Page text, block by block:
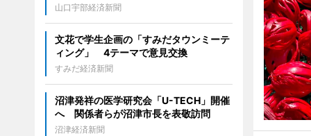
山口宇部経済新聞
文花で学生企画の「すみだタウンミーテ
ィング」 4テーマで意見交換
すみだ経済新聞
沼津発祥の医学研究会「U-TECH」開催
へ 関係者らが沼津市長を表敬訪問
沼津経済新聞